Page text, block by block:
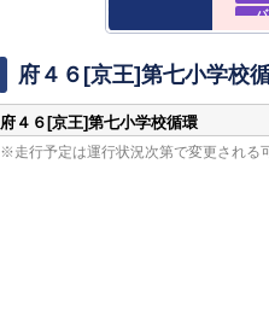
府４６[京王]第七小学校
府４６[京王]第七小学校循環
※走行予定は運行状況次第で変更される